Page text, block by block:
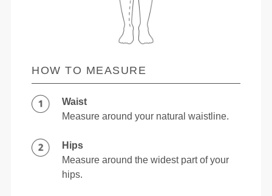
HOW TO MEASURE
Waist
Measure around your natural waistline.
Hips
Measure around the widest part of your
hips.